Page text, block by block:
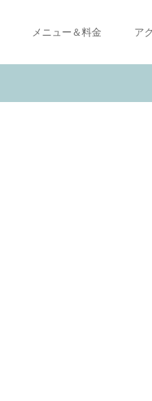
メニュー＆料金 ア